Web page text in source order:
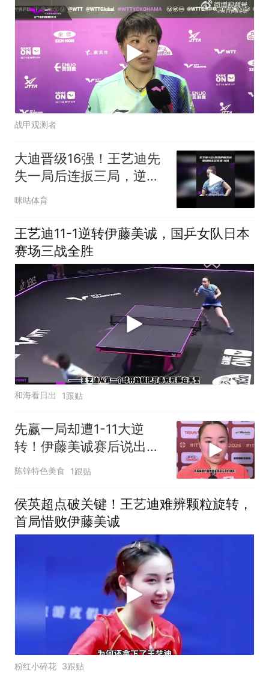
战甲观测者
大迪晋级16强！王艺迪先
失一局后连扳三局，逆转
战胜伊藤美诚！
咪咕体育
王艺迪11-1逆转伊藤美诚，国乒女队日本
赛场三战全胜
和海看日出 1跟贴
先赢一局却遭1-11大逆
转！伊藤美诚赛后说出心
里话，张本智和的反应亮
陈锌特色美食 1跟贴
侯英超点破关键！王艺迪难辨颗粒旋转，
首局惜败伊藤美诚
粉红小碎花 3跟贴